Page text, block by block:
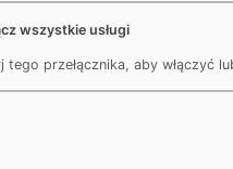
się weryfikowanie
doboru sposobów
Śląskiego w
wszystkie usługi
tego przełącznika, aby włączyć